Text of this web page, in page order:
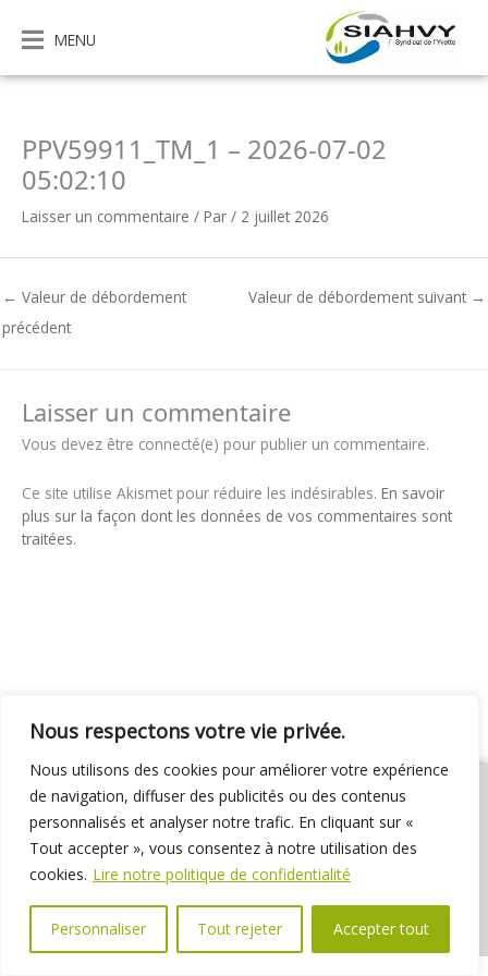
Nous respectons votre vie privée.
Nous utilisons des cookies pour améliorer votre expérience
de navigation, diffuser des publicités ou des contenus
personnalisés et analyser notre trafic. En cliquant sur «
Tout accepter », vous consentez à notre utilisation des
cookies. Lire notre politique de confidentialité
Personnaliser Tout rejeter Accepter tout
contenu
MENU
PPV59911_TM_1 – 2026-07-02
05:02:10
Laisser un commentaire / Par / 2 juillet 2026
← Valeur de débordement
précédent
Valeur de débordement suivant →
Laisser un commentaire
Vous devez être connecté(e) pour publier un commentaire.
Ce site utilise Akismet pour réduire les indésirables. En savoir
plus sur la façon dont les données de vos commentaires sont
traitées.
01 69 31 72 10 01 69 31 37 31
Nous contacter
Espace élus
Marchés publics Délibérations